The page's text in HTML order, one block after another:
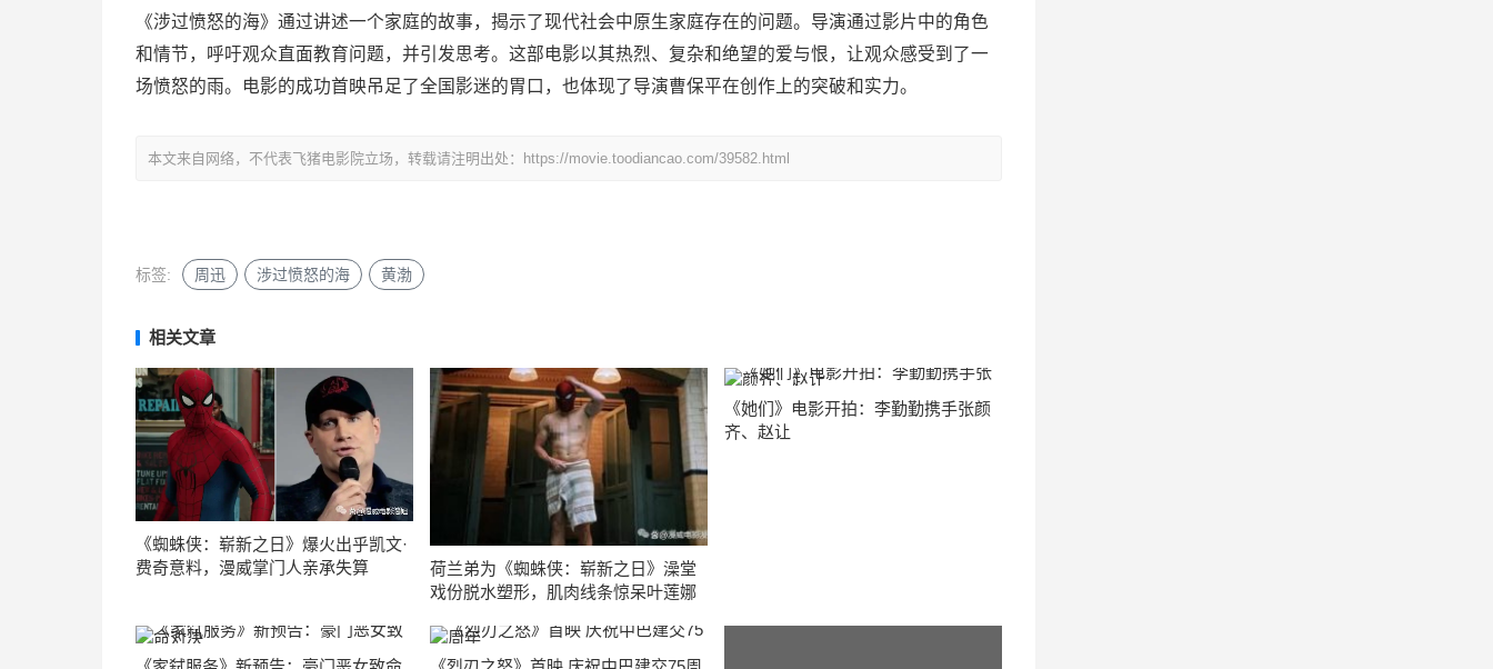
《涉过愤怒的海》通过讲述一个家庭的故事，揭示了现代社会中原生家庭存在的问题。导演通过影片中的角色
和情节，呼吁观众直面教育问题，并引发思考。这部电影以其热烈、复杂和绝望的爱与恨，让观众感受到了一
场愤怒的雨。电影的成功首映吊足了全国影迷的胃口，也体现了导演曹保平在创作上的突破和实力。
本文来自网络，不代表飞猪电影院立场，转载请注明出处：https://movie.toodiancao.com/39582.html
标签: 周迅 涉过愤怒的海 黄渤
相关文章
《蜘蛛侠：崭新之日》爆火出乎凯文·
费奇意料，漫威掌门人亲承失算
荷兰弟为《蜘蛛侠：崭新之日》澡堂
戏份脱水塑形，肌肉线条惊呆叶莲娜
《她们》电影开拍：李勤勤携手张颜
齐、赵让